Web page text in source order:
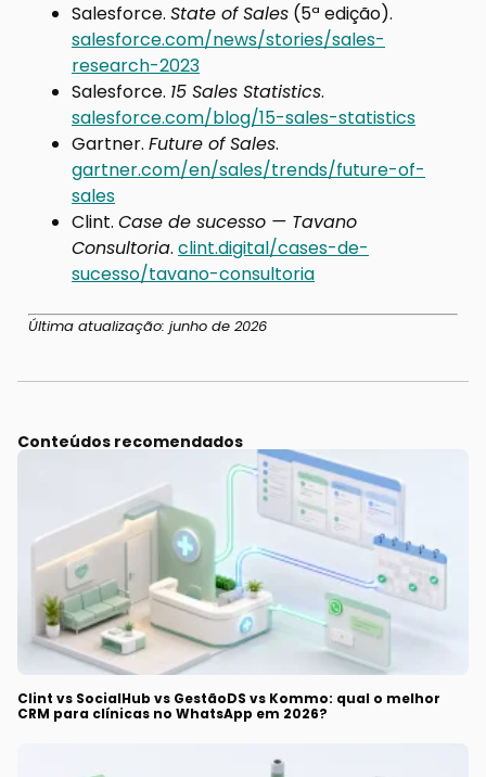
Salesforce. State of Sales (5ª edição).
salesforce.com/news/stories/sales-
research-2023
Salesforce. 15 Sales Statistics.
salesforce.com/blog/15-sales-statistics
Gartner. Future of Sales.
gartner.com/en/sales/trends/future-of-
sales
Clint. Case de sucesso — Tavano
Consultoria. clint.digital/cases-de-
sucesso/tavano-consultoria
Última atualização: junho de 2026
Conteúdos recomendados
Clint vs SocialHub vs GestãoDS vs Kommo: qual o melhor
CRM para clínicas no WhatsApp em 2026?